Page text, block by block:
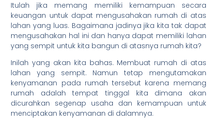
Itulah jika memang memiliki kemampuan secara
keuangan untuk dapat mengusahakan rumah di atas
lahan yang luas. Bagaimana jadinya jika kita tak dapat
mengusahakan hal ini dan hanya dapat memiliki lahan
yang sempit untuk kita bangun di atasnya rumah kita?
Inilah yang akan kita bahas. Membuat rumah di atas
lahan yang sempit. Namun tetap mengutamakan
kenyamanan pada rumah tersebut karena memang
rumah adalah tempat tinggal kita dimana akan
dicurahkan segenap usaha dan kemampuan untuk
menciptakan kenyamanan di dalamnya.